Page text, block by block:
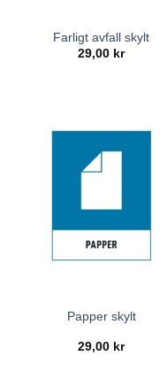
Farligt avfall skylt
29,00 kr
Papper skylt
29,00 kr